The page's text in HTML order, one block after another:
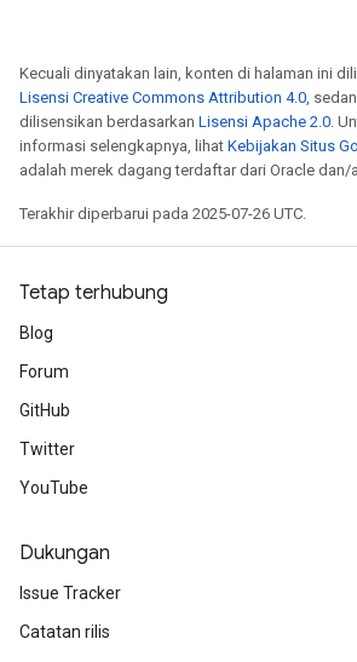
Kecuali dinyatakan lain, konten di halaman ini
Lisensi Creative Commons Attribution 4.0,
dilisensikan berdasarkan Lisensi Apache 2.0.
informasi selengkapnya, lihat Kebijakan Situs
adalah merek dagang terdaftar dari Oracle dan/
Terakhir diperbarui pada 2025-07-26 UTC.
Tetap terhubung
Blog
Forum
GitHub
Twitter
YouTube
Dukungan
Issue Tracker
Catatan rilis